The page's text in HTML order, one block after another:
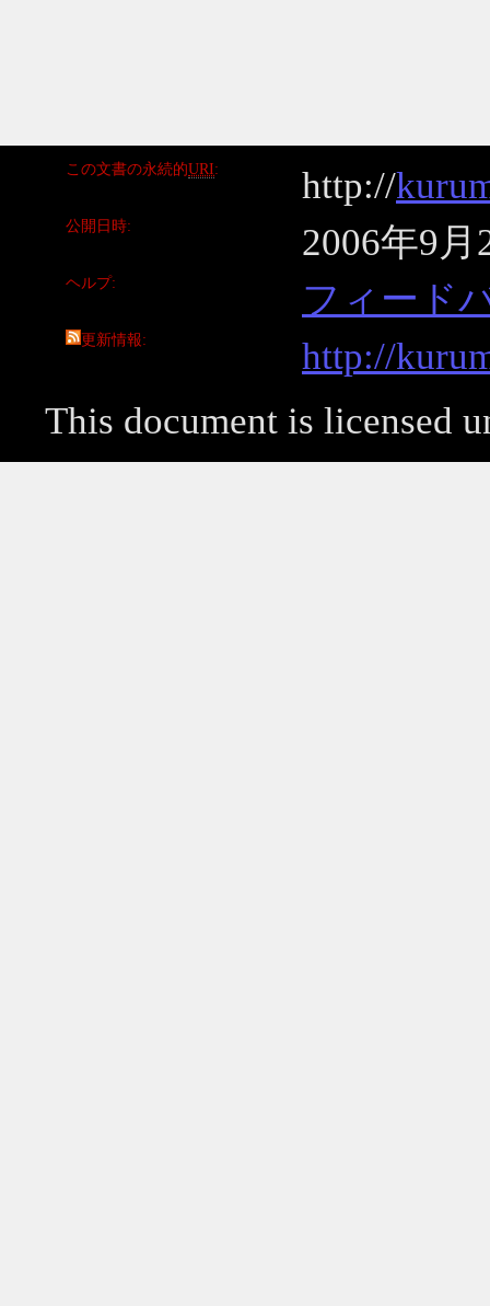
この文書の永続的URI http://
公開日時 2006年9
ヘルプ フィード
更新情報
http://
This document is licensed